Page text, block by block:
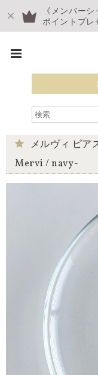
《メンバー
ポイントプ
メルヴィ ピア
Mervi / navy-